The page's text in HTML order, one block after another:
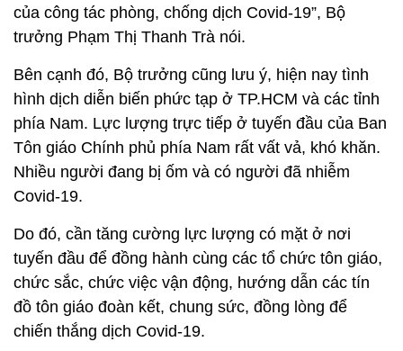
của công tác phòng, chống dịch Covid-19”, Bộ
trưởng Phạm Thị Thanh Trà nói.
Bên cạnh đó, Bộ trưởng cũng lưu ý, hiện nay tình
hình dịch diễn biến phức tạp ở TP.HCM và các tỉnh
phía Nam. Lực lượng trực tiếp ở tuyến đầu của Ban
Tôn giáo Chính phủ phía Nam rất vất vả, khó khăn.
Nhiều người đang bị ốm và có người đã nhiễm
Covid-19.
Do đó, cần tăng cường lực lượng có mặt ở nơi
tuyến đầu để đồng hành cùng các tổ chức tôn giáo,
chức sắc, chức việc vận động, hướng dẫn các tín
đồ tôn giáo đoàn kết, chung sức, đồng lòng để
chiến thắng dịch Covid-19.